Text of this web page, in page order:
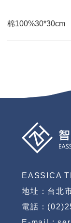
棉100%30*30cm
EASSICA
地址：台北
電話：